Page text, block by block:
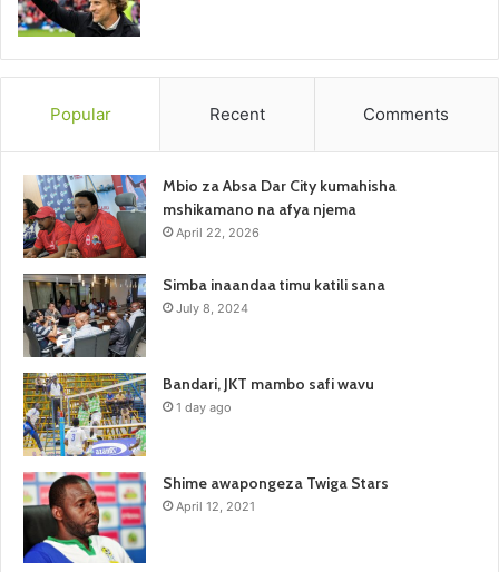
Popular Recent Comments
Mbio za Absa Dar City kumahisha
mshikamano na afya njema
April 22, 2026
Simba inaandaa timu katili sana
July 8, 2024
Bandari, JKT mambo safi wavu
1 day ago
Shime awapongeza Twiga Stars
April 12, 2021